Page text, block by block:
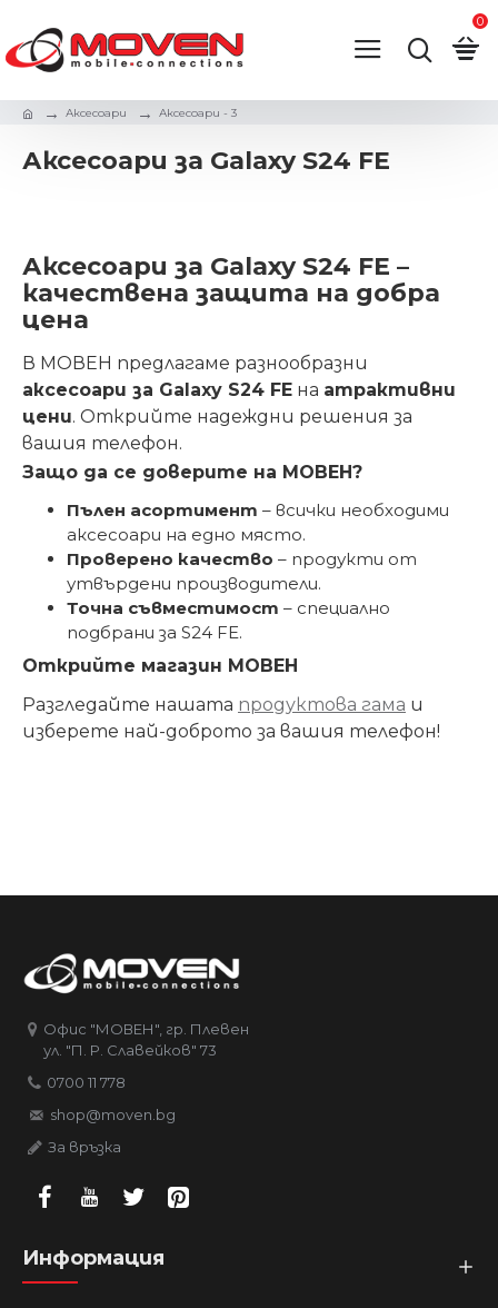
0
Аксесоари Аксесоари - 3
Аксесоари за Galaxy S24 FE
Аксесоари за Galaxy S24 FE –
качествена защита на добра
цена
В МОВЕН предлагаме разнообразни
аксесоари за Galaxy S24 FE на атрактивни
цени. Открийте надеждни решения за
вашия телефон.
Защо да се доверите на МОВЕН?
Пълен асортимент – всички необходими
аксесоари на едно място.
Проверено качество – продукти от
утвърдени производители.
Точна съвместимост – специално
подбрани за S24 FE.
Открийте магазин МОВЕН
Разгледайте нашата продуктова гама и
изберете най-доброто за вашия телефон!
Офис "МОВЕН", гр. Плевен
ул. "П. Р. Славейков" 73
0700 11 778
shop@moven.bg
За връзка
Информация